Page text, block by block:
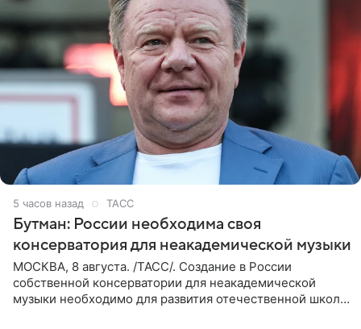
5 часов назад ТАСС
Бутман: России необходима своя
консерватория для неакадемической музыки
МОСКВА, 8 августа. /ТАСС/. Создание в России
собственной консерватории для неакадемической
музыки необходимо для развития отечественной школы